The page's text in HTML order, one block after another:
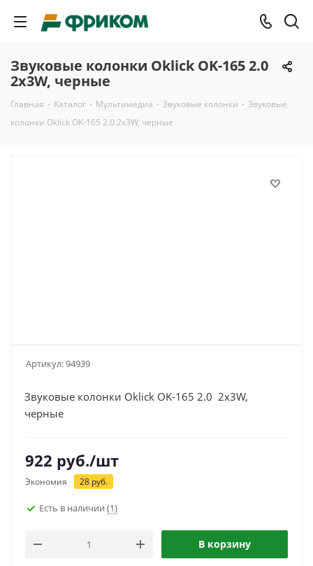
Звуковые колонки Oklick OK-165 2.0
2x3W, черные
Главная - Каталог - Мультимедиа - Звуковые колонки - Звуковые
колонки Oklick OK-165 2.0 2x3W, черные
Артикул:94939
Звуковые колонки Oklick OK-165 2.0 2x3W,
черные
922 руб./шт
Экономия 28 руб.
Есть в наличии (1)
В корзину